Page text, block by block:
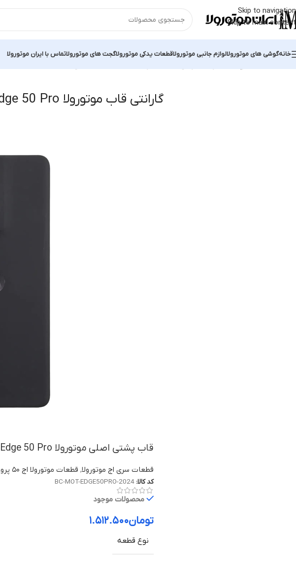
Skip to navigation
Skip to main content
خانهگوشی های موتورولالوازم جانبی موتورولاقطعات یدکی موتورولاگجت های موتورولاتماس با ایران موتورولا
گارانتی قاب موتورولا Edge 50 Pro
قاب پشتی اصلی موتورولا Edge 50 Pro | درب باتری اورجینال
قطعات سری اج موتورولا, قطعات موتورولا اج ۵۰ پرو
کد کالا: BC-MOT-EDGE50PRO-2024
محصولات موجود
تومان۱.۵۱۲.۵۰۰
نوع قطعه